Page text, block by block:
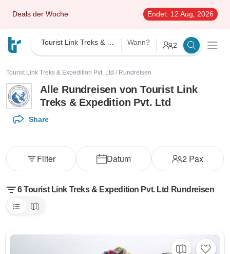
Deals der Woche Endet: 12 Aug, 2026
Wann? 2
Tourist Link Treks & Expedition Pvt. Ltd / Rundreisen
Alle Rundreisen von Tourist Link
Treks & Expedition Pvt. Ltd
Share
Datum 2 Pax
Filter
6 Tourist Link Treks & Expedition Pvt. Ltd Rundreisen